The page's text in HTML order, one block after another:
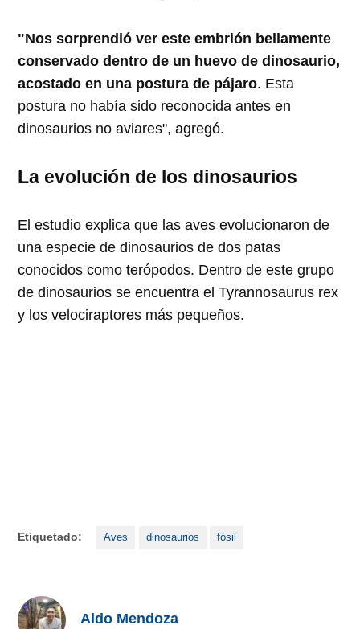
"Nos sorprendió ver este embrión bellamente
conservado dentro de un huevo de dinosaurio,
acostado en una postura de pájaro. Esta
postura no había sido reconocida antes en
dinosaurios no aviares", agregó.
La evolución de los dinosaurios
El estudio explica que las aves evolucionaron de
una especie de dinosaurios de dos patas
conocidos como terópodos. Dentro de este grupo
de dinosaurios se encuentra el Tyrannosaurus rex
y los velociraptores más pequeños.
Etiquetado: Aves dinosaurios fósil
Aldo Mendoza